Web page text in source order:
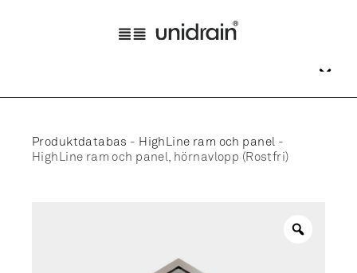
Produktdatabas - HighLine ram och panel -
HighLine ram och panel, hörnavlopp (Rostfri)